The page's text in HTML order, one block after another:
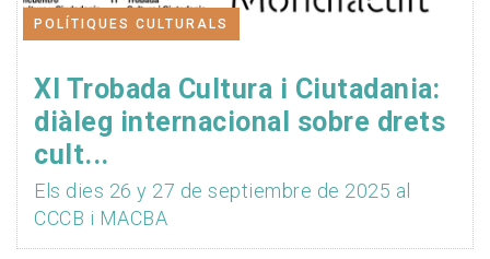
POLÍTIQUES CULTURALS
XI Trobada Cultura i Ciutadania:
diàleg internacional sobre drets
cult...
Els dies 26 y 27 de septiembre de 2025 al
CCCB i MACBA